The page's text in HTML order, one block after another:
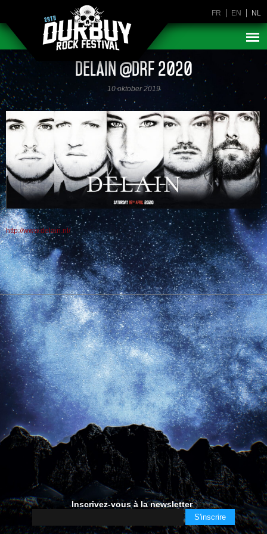
FR EN NL
Delain @DRF 2020
10 oktober 2019
http://www.delain.nl/
Inscrivez-vous à la newsletter